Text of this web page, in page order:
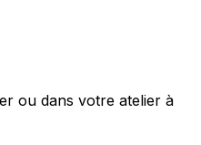
ou dans votre atelier à